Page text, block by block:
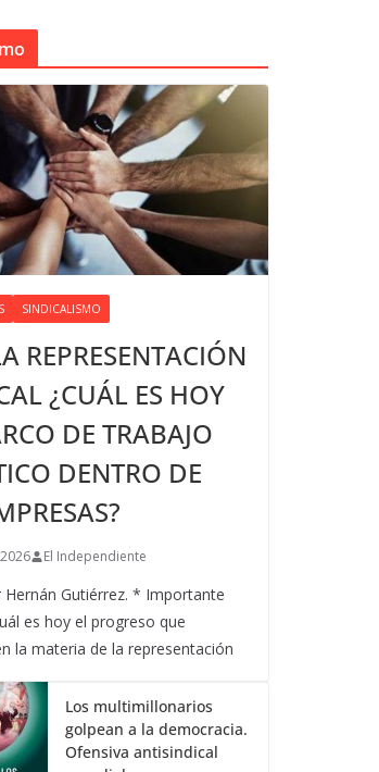
SINDICALISMO
REPRESENTACIÓN
¿CUÁL ES HOY
DE TRABAJO
DENTRO DE
El Independiente
Hernán Gutiérrez. * Importante
es hoy el progreso que
la materia de la representación
Los multimillonarios
golpean a la democracia.
Ofensiva antisindical